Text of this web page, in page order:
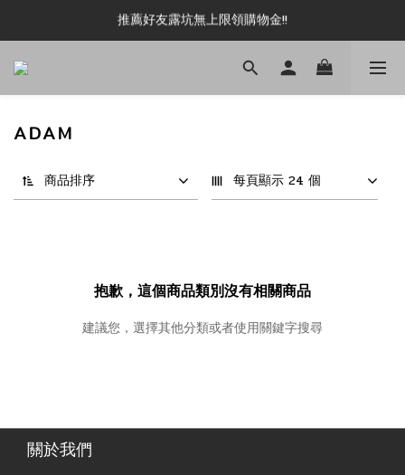
新加入會員即可現領 50元購物金!!
推薦好友露坑無上限領購物金!!
新加入會員即可現領 50元購物金!!
ADAM
商品排序 每頁顯示 24 個
抱歉，這個商品類別沒有相關商品
建議您，選擇其他分類或者使用關鍵字搜尋
關於我們